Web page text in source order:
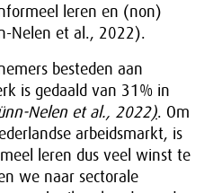
leren en (non)
Nelen et al., 2022).
besteden aan
is gedaald van 31% in
Nelen et al., 2022). Om
arbeidsmarkt, is
leren dus veel winst te
we naar sectorale